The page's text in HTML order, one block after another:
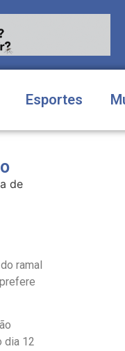
Esportes
de
ramal
dia 12